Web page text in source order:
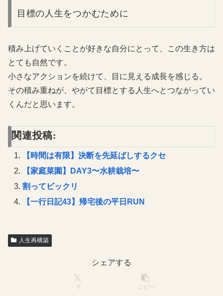
目標の人生をつかむために
積み上げていくことが好きな自分にとって、この生き方は
とても自然です。
小さなアクションを続けて、目に見える成長を感じる。
その積み重ねが、やがて目標とする人生へとつながってい
くんだと思います。
関連投稿:
【時間は有限】決断を先延ばしするクセ
【家庭菜園】DAY3〜水耕栽培〜
割ってビックリ
【一行日記43】帰宅後の平日RUN
人生再構築
シェアする
X コピー